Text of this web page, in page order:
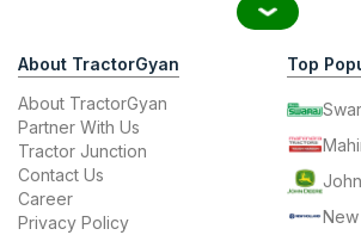
About TractorGyan
About TractorGyan
Partner With Us
Tractor Junction
Contact Us
Career
Privacy Policy
Top